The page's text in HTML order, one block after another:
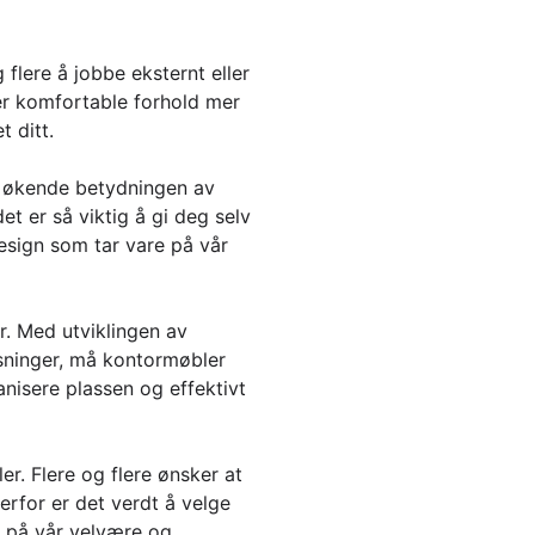
flere å jobbe eksternt eller
komfortable forhold mer
ditt.
betydningen av
er så viktig å gi deg selv
som tar vare på vår
Med utviklingen av
må kontormøbler
plassen og effektivt
Flere og flere ønsker at
er det verdt å velge